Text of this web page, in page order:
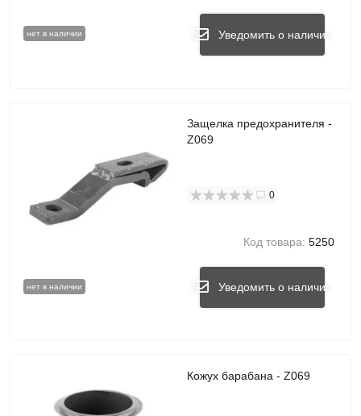
нет в наличии Уведомить о наличии
нет в наличии
Защелка предохранителя -
Z069
0
Код товара: 5250
Уведомить о наличии
Кожух барабана - Z069